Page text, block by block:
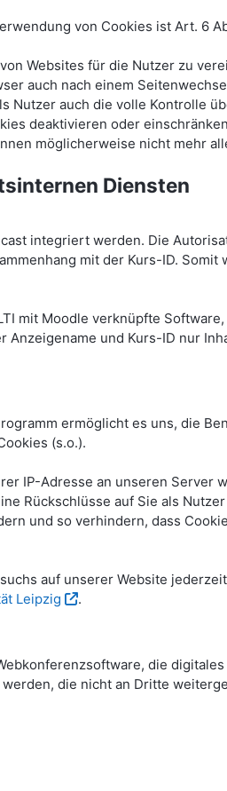
von Cookies ist Art. 6
Websites für die Nutzer zu
auch nach einem
auch die volle Kontrolle
deaktivieren oder
möglicherweise nicht mehr
Diensten
integriert werden. Die
mit der Kurs-ID.
mit Moodle verknüpfte
und Kurs-ID nur
ermöglicht es uns, die
(s.o.).
IP-Adresse an unseren
Rückschlüsse auf Sie als
und so verhindern, dass
auf unserer Website
Leipzig .
die
die nicht an Dritte